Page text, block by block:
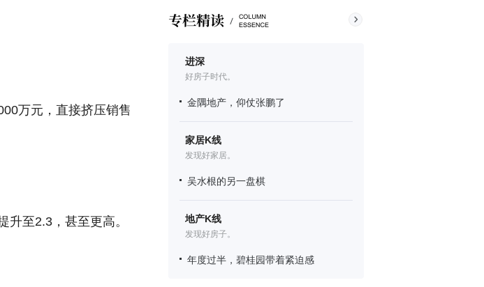
进深
好房子时代。
金隅地产，仰仗张鹏了
家居K线
发现好家居。
吴水根的另一盘棋
地产K线
发现好房子。
年度过半，碧桂园带着紧迫感
万元，直接挤压销售
至2.3，甚至更高。